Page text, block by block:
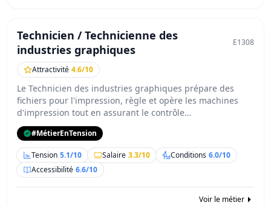
Technicien / Technicienne des
industries graphiques
E1308
Attractivité 4.6/10
Le Technicien des industries graphiques prépare des
fichiers pour l'impression, règle et opère les machines
d'impression tout en assurant le contrôle…
#MétierEnTension
Tension 5.1/10 Salaire 3.3/10 Conditions 6.0/10
Accessibilité 6.6/10
Voir le métier